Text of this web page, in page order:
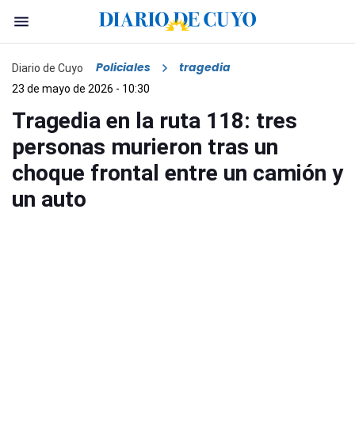
Diario de Cuyo Policiales tragedia
23 de mayo de 2026 - 10:30
Tragedia en la ruta 118: tres
personas murieron tras un
choque frontal entre un camión y
un auto